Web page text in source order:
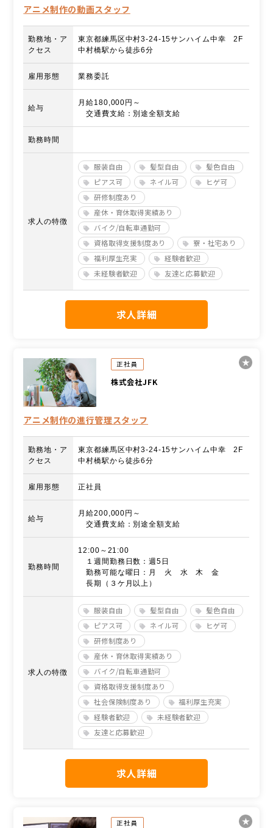
アニメ制作の動画スタッフ
勤務地・ア
クセス
東京都練馬区中村3‐24‐15サンハイム中幸 2F
中村橋駅から徒歩6分
雇用形態 業務委託
給与
月給180,000円～
交通費支給：別途全額支給
勤務時間
求人の特徴
服装自由 髪型自由
髪色自由
ピアス可
ネイル可
ヒゲ可
研修制度あり
産休・育休取得実績あり
バイク/自転車通勤可
資格取得支援制度あり
寮・社宅あり
福利厚生充実
経験者歓迎
未経験者歓迎
友達と応募歓迎
求人詳細
正社員
株式会社JFK
アニメ制作の進行管理スタッフ
勤務地・ア
クセス
東京都練馬区中村3‐24‐15サンハイム中幸 2F
中村橋駅から徒歩6分
雇用形態 正社員
給与
月給200,000円～
交通費支給：別途全額支給
勤務時間
12:00～21:00
１週間勤務日数：週5日
勤務可能な曜日：月 火 水 木 金
長期（３ケ月以上）
求人の特徴
服装自由 髪型自由
髪色自由
ピアス可
ネイル可
ヒゲ可
研修制度あり
産休・育休取得実績あり
バイク/自転車通勤可
資格取得支援制度あり
社会保険制度あり
福利厚生充実
経験者歓迎
未経験者歓迎
友達と応募歓迎
求人詳細
正社員